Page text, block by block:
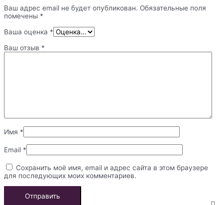
Ваш адрес email не будет опубликован. Обязательные поля
помечены *
Ваша оценка *
Ваш отзыв *
Имя *
Email *
Сохранить моё имя, email и адрес сайта в этом браузере
для последующих моих комментариев.